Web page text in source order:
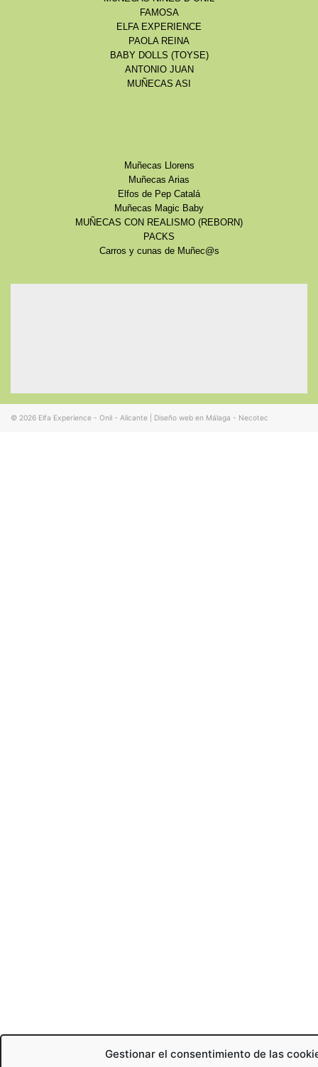
Gestionar el consentimiento de las
FAMOSA
ELFA EXPERIENCE
PAOLA REINA
BABY DOLLS (TOYSE)
ANTONIO JUAN
MUÑECAS ASI
Muñecas Llorens
Muñecas Arias
Elfos de Pep Catalá
Muñecas Magic Baby
MUÑECAS CON REALISMO (REBORN)
PACKS
Carros y cunas de Muñec@s
© 2026 Elfa Experience - Onil - Alicante Diseño web en Málaga - Necotec